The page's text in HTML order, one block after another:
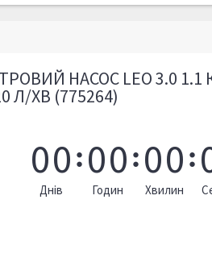
НАСОС LEO 3.0 1.1
Л/ХВ (775264)
00
Днів
00
Годин
00
Хвилин